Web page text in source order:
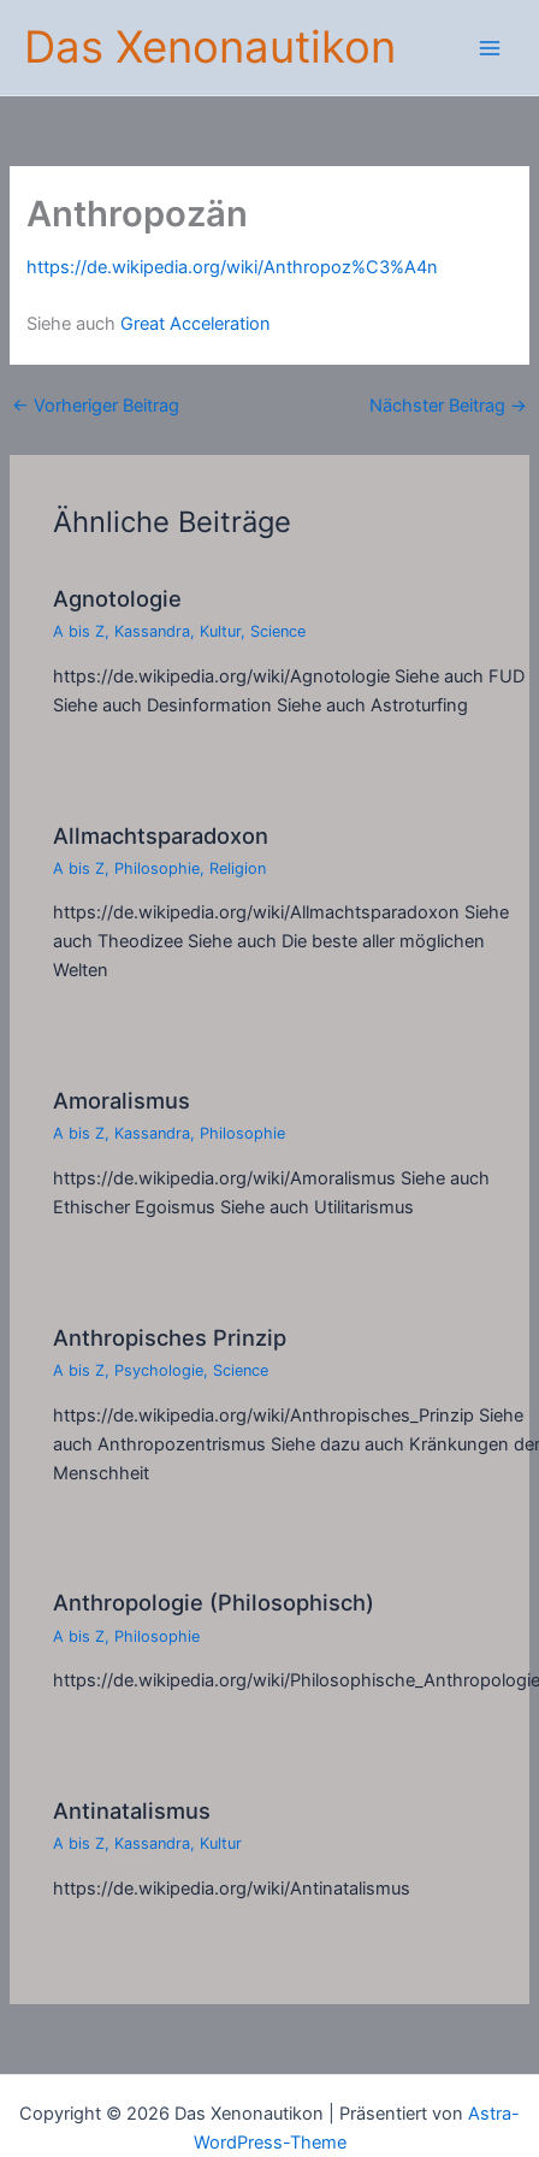
Inhalt
springen
Das Xenonautikon
Anthropozän
https://de.wikipedia.org/wiki/Anthropoz%C3%A4n
Siehe auchGreat Acceleration
← Vorheriger Beitrag Nächster Beitrag →
Ähnliche Beiträge
Agnotologie
A bis Z, Kassandra, Kultur, Science
https://de.wikipedia.org/wiki/Agnotologie Siehe auch FUD
Siehe auch Desinformation Siehe auch Astroturfing
Allmachtsparadoxon
A bis Z, Philosophie, Religion
https://de.wikipedia.org/wiki/Allmachtsparadoxon Siehe
auch Theodizee Siehe auch Die beste aller möglichen
Welten
Amoralismus
A bis Z, Kassandra, Philosophie
https://de.wikipedia.org/wiki/Amoralismus Siehe auch
Ethischer Egoismus Siehe auch Utilitarismus
Anthropisches Prinzip
A bis Z, Psychologie, Science
https://de.wikipedia.org/wiki/Anthropisches_Prinzip Siehe
auch Anthropozentrismus Siehe dazu auch Kränkungen
Menschheit
Anthropologie (Philosophisch)
A bis Z, Philosophie
https://de.wikipedia.org/wiki/
Antinatalismus
A bis Z, Kassandra, Kultur
https://de.wikipedia.org/wiki/Antinatalismus
Copyright © 2026 Das Xenonautikon | Präsentiert von Astra-
WordPress-Theme